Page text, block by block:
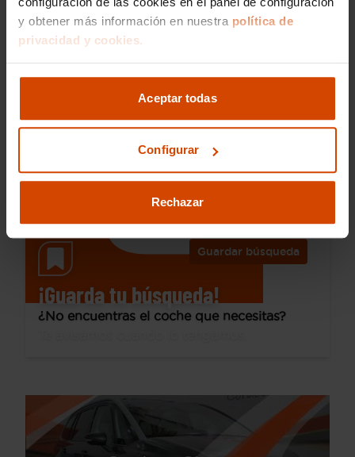
y obtener más información en nuestra política de
privacidad y cookies.
Aceptar todas
Configurar
Rechazar
9.990 €
PureTech 96KW (130CV) S&S 6v EAT6 Feel
Automática
Guardar búsqueda
¡Guarda tu búsqueda!
¿No encuentras el coche que necesitas?